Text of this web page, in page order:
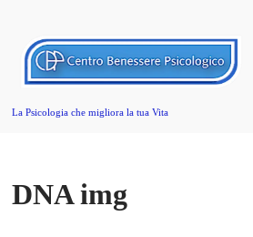
La Psicologia che migliora la tua Vita
DNA img